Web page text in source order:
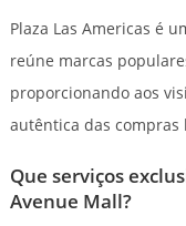
Plaza Las Americas é
reúne marcas
proporcionando aos
autêntica das compras
Que serviços
Avenue Mall?